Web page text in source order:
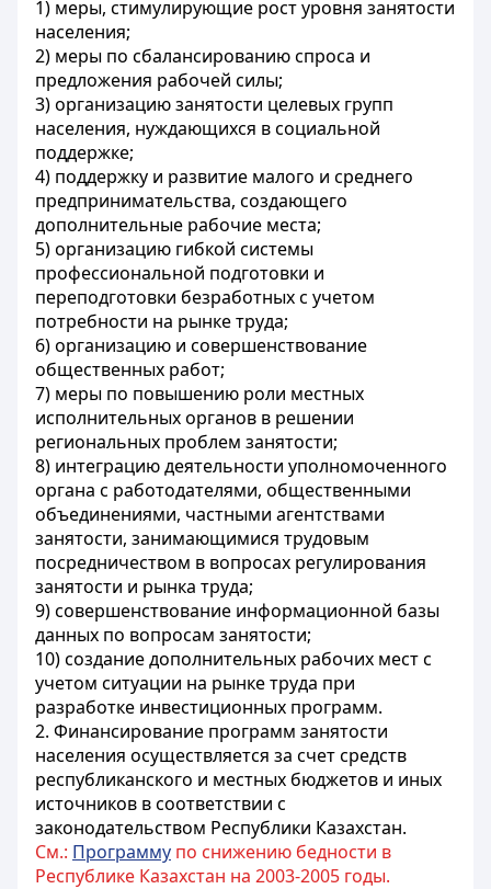
1) меры, стимулирующие рост уровня занятости
населения;
2) меры по сбалансированию спроса и
предложения рабочей силы;
3) организацию занятости целевых групп
населения, нуждающихся в социальной
поддержке;
4) поддержку и развитие малого и среднего
предпринимательства, создающего
дополнительные рабочие места;
5) организацию гибкой системы
профессиональной подготовки и
переподготовки безработных с учетом
потребности на рынке труда;
6) организацию и совершенствование
общественных работ;
7) меры по повышению роли местных
исполнительных органов в решении
региональных проблем занятости;
8) интеграцию деятельности уполномоченного
органа с работодателями, общественными
объединениями, частными агентствами
занятости, занимающимися трудовым
посредничеством в вопросах регулирования
занятости и рынка труда;
9) совершенствование информационной базы
данных по вопросам занятости;
10) создание дополнительных рабочих мест с
учетом ситуации на рынке труда при
разработке инвестиционных программ.
2. Финансирование программ занятости
населения осуществляется за счет средств
республиканского и местных бюджетов и иных
источников в соответствии с
законодательством Республики Казахстан.
См.: Программу по снижению бедности в
Республике Казахстан на 2003-2005 годы.